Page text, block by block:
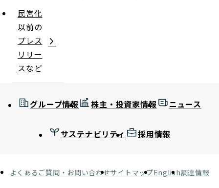
民営化
以前の
プレス
リリー
スなど
グループ情報 株主・投資家情報 ニュース
サステナビリティ 採用情報
よくあるご質問・お問い合わせサイトマップEnglish調達情報